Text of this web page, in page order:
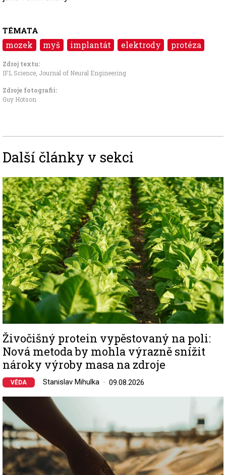
TÉMATA
mozek myš implantát elektrody protéza
Zdroj textu:
IFL Science, Journal of Neural Engineering
Zdroje fotografii:
Guy Hotson
Další články v sekci
Image
Živočišný protein vypěstovaný na poli:
Nová metoda by mohla výrazně snížit
nároky výroby masa na zdroje
VĚDA Stanislav Mihulka 09.08.2026
Image